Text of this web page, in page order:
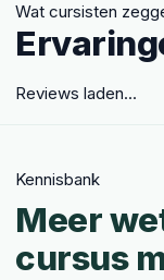
Wat cursisten
Reviews laden...
Kennisbank
Meer
cursus